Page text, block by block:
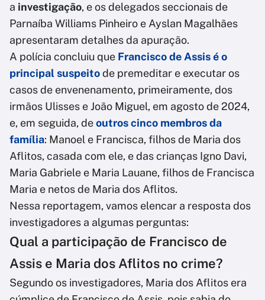
a investigação, e os delegados seccionais de
Parnaíba Williams Pinheiro e Ayslan Magalhães
apresentaram detalhes da apuração.
A polícia concluiu que Francisco de Assis é o
principal suspeitode premeditar e executar os
casos de envenenamento, primeiramente, dos
irmãos Ulisses e João Miguel, em agosto de 2024,
e, em seguida, deoutros cinco membros da
família: Manoel e Francisca, filhos de Maria dos
Aflitos, casada com ele, e das crianças Igno Davi,
Maria Gabriele e Maria Lauane, filhos de Francisca
Maria e netos de Maria dos Aflitos.
Nessa reportagem, vamos elencar a resposta dos
investigadores a algumas perguntas:
Qual a participação de Francisco de
Assis e Maria dos Aflitos no crime?
Segundo os investigadores, Maria dos Aflitos era